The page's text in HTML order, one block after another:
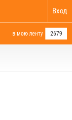
Вход
в мою ленту 2679